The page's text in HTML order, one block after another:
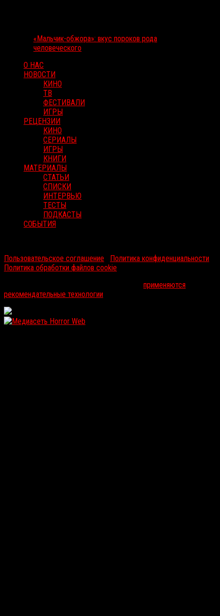
«Мальчик-обжора»: вкус пороков рода
человеческого
О НАС
НОВОСТИ
КИНО
ТВ
ФЕСТИВАЛИ
ИГРЫ
РЕЦЕНЗИИ
КИНО
СЕРИАЛЫ
ИГРЫ
КНИГИ
МАТЕРИАЛЫ
СТАТЬИ
СПИСКИ
ИНТЕРВЬЮ
ТЕСТЫ
ПОДКАСТЫ
СОБЫТИЯ
Пользовательское соглашение
Политика конфиденциальности
Политика обработки файлов cookie
применяются
рекомендательные технологии